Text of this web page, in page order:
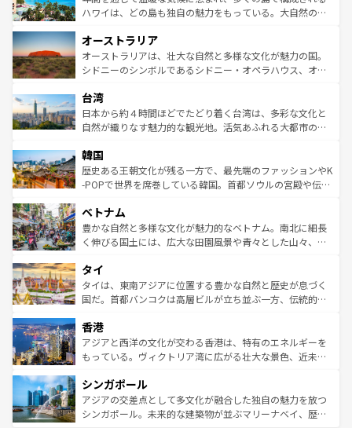
西部には大自然が広がり、グランドキャニオンやイエロー
部のニューオーリンズでは、音楽と美食が融合した独特の
文化が魅力。旅行者はアメリカの各地域で異なる魅力を楽
しみながら、その多様性と豊かな歴史を感じることができ
ならではの贅沢な旅のスタイルだ。 なお、新着のアメリカ
情報はコンテンツ一覧を参照してほしい。
ハワイは、どの島も独自の魅力をもっている。大自然の神
ワイ島は見逃せない。また、定番の観光地といえばオアフ
島だが、静かな自然を求めるならマウイ島やカウアイ島が
おすすめ。エメラルドグリーンに輝く海をはじめ、豊かな
れるおもてなしの心で訪れる人々を迎えてくれるハワイの
人々、おいしいローカルフードやハワイアンミュージッ
ク、伝統的なフラダンスなど、すべてがハワイの魅力を彩
ワイを、存分に味わってほしい。 なお、新着のハワイ情報
はコンテンツ一覧を参照してほしい。
オーストラリア
オーストラリアは、壮大な自然と多様な文化が魅力の国。
シドニーのシンボルであるシドニー・オペラハウス、オー
リアリーフや大陸中央部にそびえるウルル（エアーズロッ
ク）、タスマニアの美しい原生林やケアンズの熱帯雨林な
ど、見どころがたくさん。また、カフェやワイン、オージ
いる。アクティビティも充実しており、サーフィンやダイ
ビング、ハイキングなど、アウトドア好きにはたまらな
い。オーストラリアの多彩な魅力を存分に味わいつくそ
参照してほしい。
台湾
日本から約４時間ほどでたどり着く台湾は、多彩な文化と
自然が織りなす魅力的な観光地。活気あふれる大都市の台
ン）、静ひつな山岳地帯である台湾東部など、都市の喧騒
と山間の静けさが共存しており、訪れる人に新しい発見と
驚きをもたらしてくれる。また、奥深い台湾の食文化も魅
容にもいいと評判のスイーツなど、バラエティ豊かな料理
が味わえる。 なお、新着の台湾情報は コンテンツ一覧を参
照してほしい。
韓国
歴史ある王朝文化が残る一方で、最先端のファッションやK
-POPで世界を席巻している韓国。首都ソウルの宮殿や伝統
き、地方に足を延ばせば四季折々の自然美を楽しむことが
できる。そして、キムチや焼肉、絶品のストリートフード
まで、さまざまな韓国料理が待っている。夜には、韓国な
リティに包まれながら、韓国の多彩な魅力を心ゆくまで味
わってみてほしい。 なお、新着の韓国情報はコンテンツ一
覧を参照してほしい。
ベトナム
豊かな自然と多様な文化が魅力的なベトナム。南北に細長
く伸びる国土には、広大な田園風景や青々とした山々、世
急速な発展と共に伝統が息づく。ハノイの古い町並みやホ
ーチミン市のフランス統治時代の建物も、独特の雰囲気を
醸し出している。また、バラエティの豊かさとおいしさで
とつ。フォーやバインミー、ベトナムコーヒーなどは、ぜ
ひ現地で味わいたい。どの地域を訪れてもあたたかい人々
が旅行者を迎えてくれるので、きっと忘れられない旅にな
参照してほしい。
タイ
タイは、東南アジアに位置する豊かな自然と歴史が息づく
国だ。首都バンコクは高層ビルが立ち並ぶ一方、伝統的な
の活気が交差している。北部ではチェンマイなどの山岳地
帯で自然と触れ合い、南部ではプーケットやクラビの美し
いビーチでリゾート気分を楽しむことができる。タイ料理
激する。気候は一年中温暖で、どの季節にも異なる楽しみ
が待っている。親しみやすいタイの人々、仏教を中心とし
た文化、そして多様な観光資源が、訪れる旅人を魅了し続
香港
アジアと西洋の文化が交わる香港は、特有のエネルギーを
もっている。ヴィクトリア湾に広がる壮大な景色、近未来
み、どこを訪れても感動するはず。観光スポットが密集し
ており、効率よく見どころを回れるのも魅力。息をのむよ
うな絶景から文化的な体験まで、香港を存分に楽しみ尽く
シンガポール
アジアの交差点として多文化が融合した独自の魅力を放つ
シンガポール。未来的な建築物が並ぶマリーナベイ、歴史